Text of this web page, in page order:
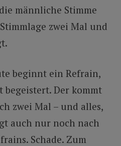
männliche Stimme
zwei Mal und
beginnt ein Refrain,
Der kommt
zwei Mal – und alles,
auch nur noch nach
Schade. Zum